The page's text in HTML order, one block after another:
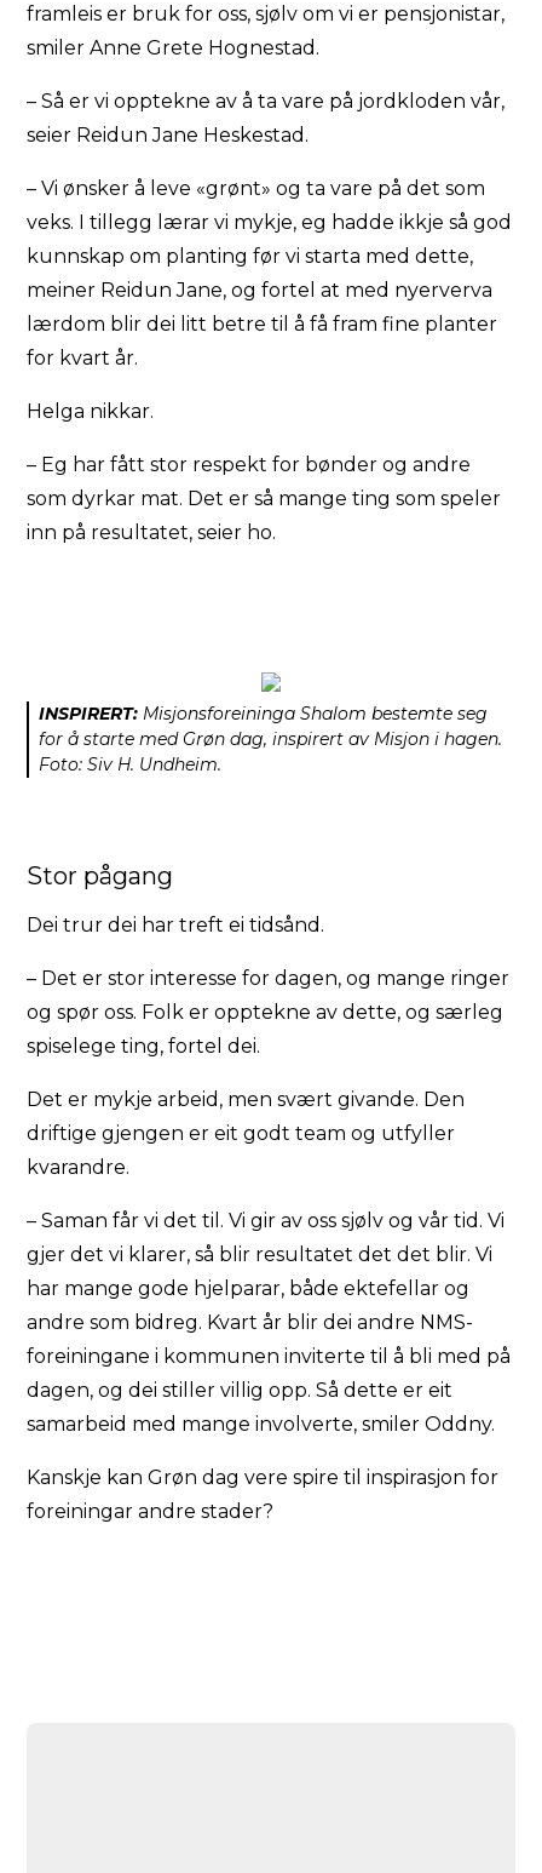
framleis er bruk for oss, sjølv om vi er pensjonistar,
smiler Anne Grete Hognestad.
– Så er vi opptekne av å ta vare på jordkloden vår,
seier Reidun Jane Heskestad.
– Vi ønsker å leve «grønt» og ta vare på det som
veks. I tillegg lærar vi mykje, eg hadde ikkje så god
kunnskap om planting før vi starta med dette,
meiner Reidun Jane, og fortel at med nyerverva
lærdom blir dei litt betre til å få fram fine planter
for kvart år.
Helga nikkar.
– Eg har fått stor respekt for bønder og andre
som dyrkar mat. Det er så mange ting som speler
inn på resultatet, seier ho.
INSPIRERT: Misjonsforeininga Shalom bestemte seg
for å starte med Grøn dag, inspirert av Misjon i hagen.
Foto: Siv H. Undheim.
Stor pågang
Dei trur dei har treft ei tidsånd.
– Det er stor interesse for dagen, og mange ringer
og spør oss. Folk er opptekne av dette, og særleg
spiselege ting, fortel dei.
Det er mykje arbeid, men svært givande. Den
driftige gjengen er eit godt team og utfyller
kvarandre.
– Saman får vi det til. Vi gir av oss sjølv og vår tid. Vi
gjer det vi klarer, så blir resultatet det det blir. Vi
har mange gode hjelparar, både ektefellar og
andre som bidreg. Kvart år blir dei andre NMS-
foreiningane i kommunen inviterte til å bli med på
dagen, og dei stiller villig opp. Så dette er eit
samarbeid med mange involverte, smiler Oddny.
Kanskje kan Grøn dag vere spire til inspirasjon for
foreiningar andre stader?